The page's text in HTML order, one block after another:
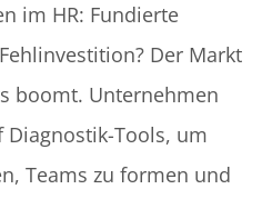
im HR: Fundierte
Der Markt
boomt. Unternehmen
Diagnostik-Tools, um
Teams zu formen und